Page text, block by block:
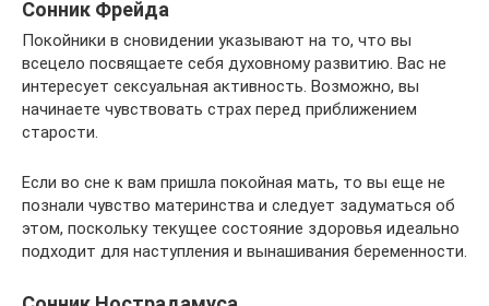
Сонник Фрейда
Покойники в сновидении указывают на то, что вы
всецело посвящаете себя духовному развитию. Вас не
интересует сексуальная активность. Возможно, вы
начинаете чувствовать страх перед приближением
старости.
Если во сне к вам пришла покойная мать, то вы еще не
познали чувство материнства и следует задуматься об
этом, поскольку текущее состояние здоровья идеально
подходит для наступления и вынашивания беременности.